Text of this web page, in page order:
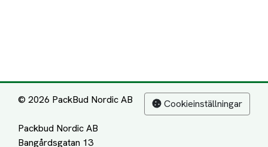
© 2026 PackBud Nordic AB
Packbud Nordic AB
Bangårdsgatan 13
Cookieinställningar